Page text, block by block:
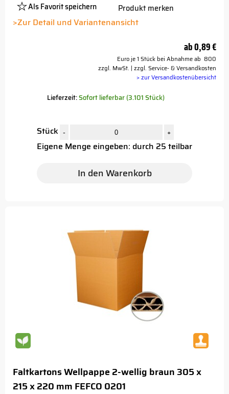
Als Favorit speichern
Platzhalter
Button
Produkt merken
>Zur Detail und Variantenansicht
ab0,89 €
Euro je 1 Stück bei Abnahme ab 800
zzgl. MwSt. | zzgl. Service- & Versandkosten
> zur Versandkostenübersicht
Lieferzeit:Sofort lieferbar (3.101 Stück)
Stück - +
Eigene Menge eingeben: durch 25 teilbar
In den Warenkorb
Faltkartons Wellpappe 2-wellig braun 305 x
215 x 220 mm FEFCO 0201